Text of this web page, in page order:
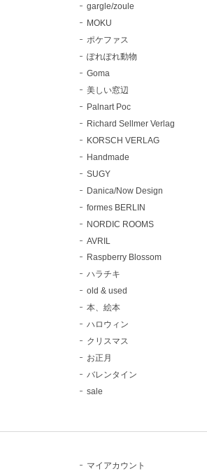
gargle/zoule
MOKU
ポケファス
ぽれぽれ動物
Goma
美しい窓辺
Palnart Poc
Richard Sellmer Verlag
KORSCH VERLAG
Handmade
SUGY
Danica/Now Design
formes BERLIN
NORDIC ROOMS
AVRIL
Raspberry Blossom
ハラチキ
old & used
本、絵本
ハロウィン
クリスマス
お正月
バレンタイン
sale
マイアカウント